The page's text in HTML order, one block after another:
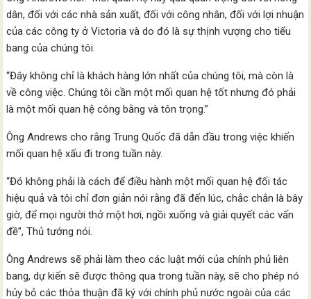
dân, đối với các nhà sản xuất, đối với công nhân, đối với lợi nhuận
của các công ty ở Victoria và do đó là sự thịnh vượng cho tiểu
bang của chúng tôi.
“Đây không chỉ là khách hàng lớn nhất của chúng tôi, mà còn là
về công việc. Chúng tôi cần một mối quan hệ tốt nhưng đó phải
là một mối quan hệ công bằng và tôn trọng.”
Ông Andrews cho rằng Trung Quốc đã dẫn đầu trong việc khiến
mối quan hệ xấu đi trong tuần này.
“Đó không phải là cách để điều hành một mối quan hệ đối tác
hiệu quả và tôi chỉ đơn giản nói rằng đã đến lúc, chắc chắn là bây
giờ, để mọi người thở một hơi, ngồi xuống và giải quyết các vấn
đề”, Thủ tướng nói.
Ông Andrews sẽ phải làm theo các luật mới của chính phủ liên
bang, dự kiến ​​sẽ được thông qua trong tuần này, sẽ cho phép nó
hủy bỏ các thỏa thuận đã ký với chính phủ nước ngoài của các